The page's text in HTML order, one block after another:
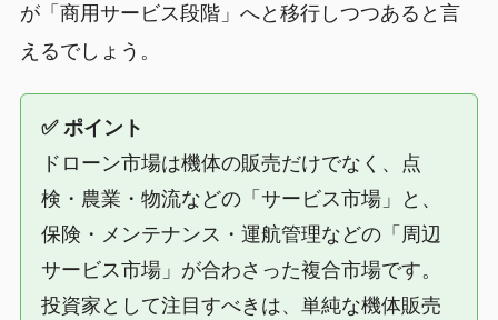
が「商用サービス段階」へと移行しつつあると言
えるでしょう。
✅ ポイント
ドローン市場は機体の販売だけでなく、点
検・農業・物流などの「サービス市場」と、
保険・メンテナンス・運航管理などの「周辺
サービス市場」が合わさった複合市場です。
投資家として注目すべきは、単純な機体販売